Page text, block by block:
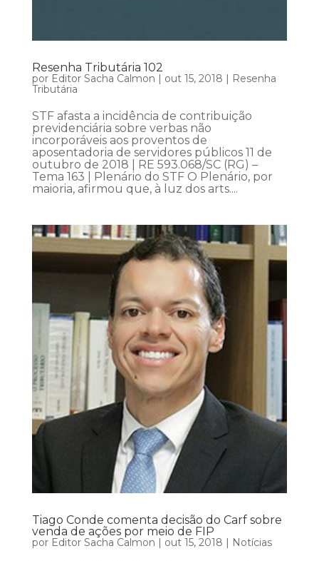
Resenha Tributária 102
por Editor Sacha Calmon out 15, 2018
Resenha
Tributária
STF afasta a incidência de contribuição
previdenciária sobre verbas não
incorporáveis aos proventos de
aposentadoria de servidores públicos 11 de
outubro de 2018 | RE 593.068/SC (RG) –
Tema 163 | Plenário do STF O Plenário, por
maioria, afirmou que, à luz dos arts....
Tiago Conde comenta decisão do Carf sobre
venda de ações por meio de FIP
por Editor Sacha Calmon | out 15, 2018 | Notícias